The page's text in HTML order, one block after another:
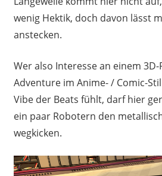
wenig Hektik, doch davon lässt
anstecken.
Wer also Interesse an einem
Adventure im Anime- / Comic-
Vibe der Beats fühlt, darf hier
ein paar Robotern den
wegkicken.